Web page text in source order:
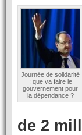
Journée de solidarité
: que va faire le
gouvernement pour
la dépendance ?
de 2